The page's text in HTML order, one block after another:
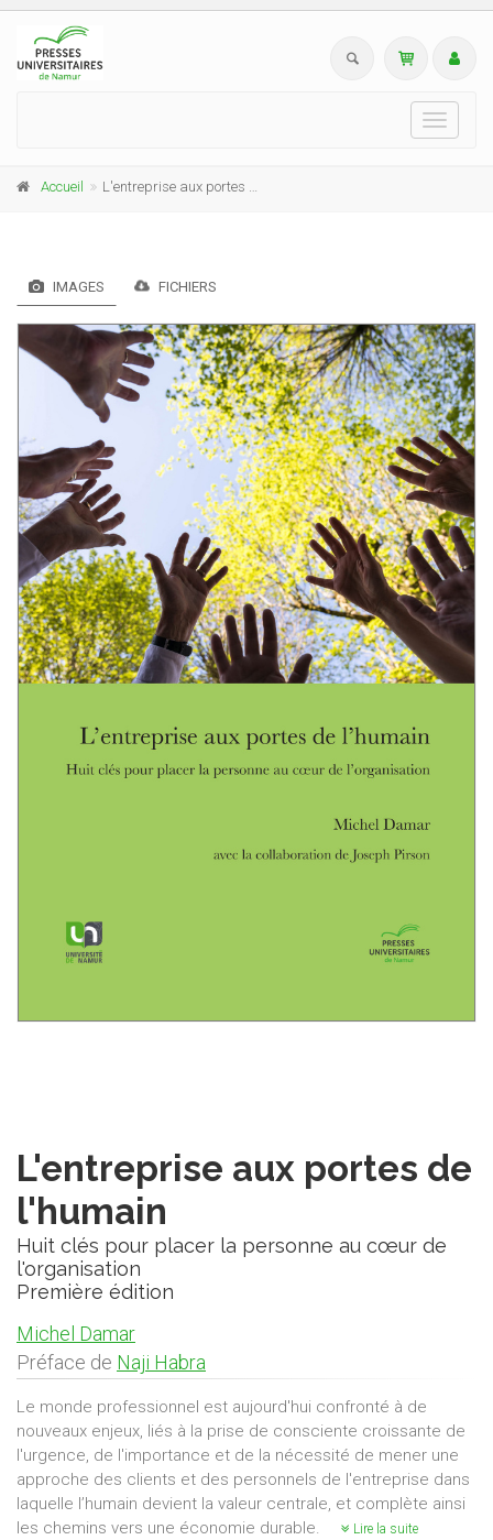
Toggle
Accueil L'entreprise aux portes de l'humain
IMAGES FICHIERS
L'entreprise aux portes de
l'humain
Huit clés pour placer la personne au cœur de
l'organisation
Première édition
Michel Damar
Préface de Naji Habra
Le monde professionnel est aujourd'hui confronté à de
nouveaux enjeux, liés à la prise de consciente croissante de
l'urgence, de l'importance et de la nécessité de mener une
approche des clients et des personnels de l'entreprise dans
laquelle l’humain devient la valeur centrale, et complète ainsi
les chemins vers une économie durable.
Lire la suite